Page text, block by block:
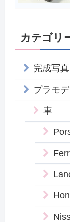
カテゴリ
完成写真
プラモ
車